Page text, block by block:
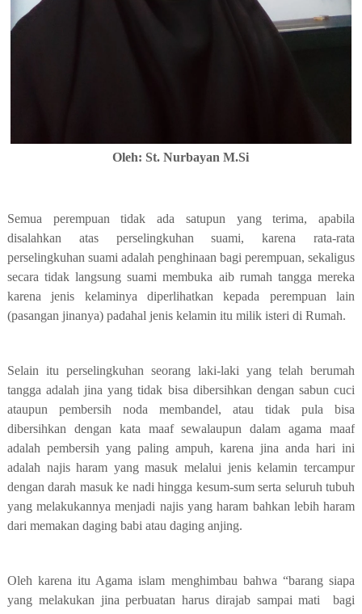
Oleh: St. Nurbayan M.Si
Semua perempuan tidak ada satupun yang terima, apabila
disalahkan atas perselingkuhan suami, karena rata-rata
perselingkuhan suami adalah penghinaan bagi perempuan, sekaligus
secara tidak langsung suami membuka aib rumah tangga mereka
karena jenis kelaminya diperlihatkan kepada perempuan lain
(pasangan jinanya) padahal jenis kelamin itu milik isteri di Rumah.
Selain itu perselingkuhan seorang laki-laki yang telah berumah
tangga adalah jina yang tidak bisa dibersihkan dengan sabun cuci
ataupun pembersih noda membandel, atau tidak pula bisa
dibersihkan dengan kata maaf sewalaupun dalam agama maaf
adalah pembersih yang paling ampuh, karena jina anda hari ini
adalah najis haram yang masuk melalui jenis kelamin tercampur
dengan darah masuk ke nadi hingga kesum-sum serta seluruh tubuh
yang melakukannya menjadi najis yang haram bahkan lebih haram
dari memakan daging babi atau daging anjing.
Oleh karena itu Agama islam menghimbau bahwa “barang siapa
yang melakukan jina perbuatan harus dirajab sampai mati
bagi